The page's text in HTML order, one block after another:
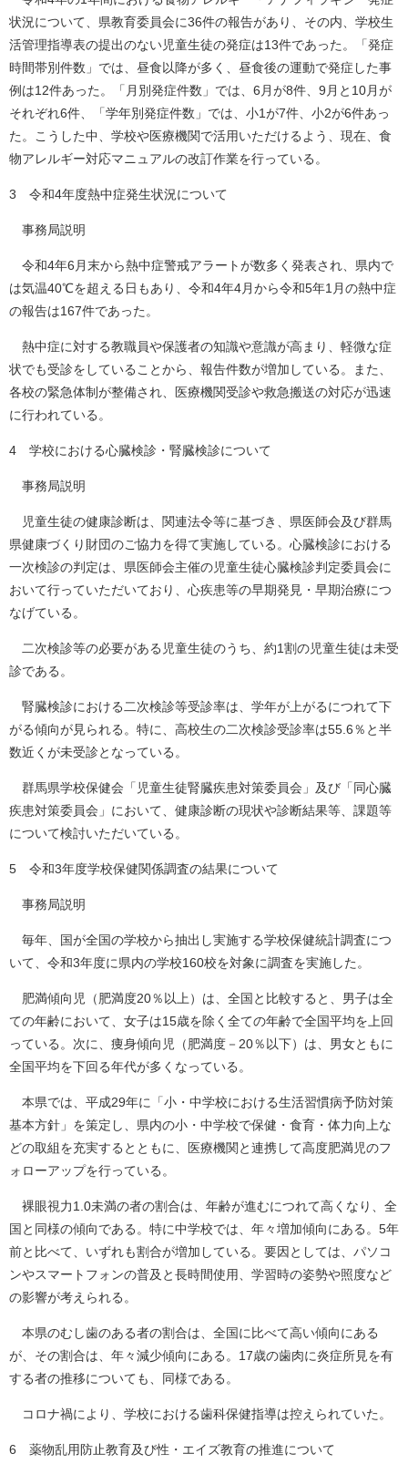
状況について、県教育委員会に36件の報告があり、その内、学校生
活管理指導表の提出のない児童生徒の発症は13件であった。「発症
時間帯別件数」では、昼食以降が多く、昼食後の運動で発症した事
例は12件あった。「月別発症件数」では、6月が8件、9月と10月が
それぞれ6件、「学年別発症件数」では、小1が7件、小2が6件あっ
た。こうした中、学校や医療機関で活用いただけるよう、現在、食
物アレルギー対応マニュアルの改訂作業を行っている。
3 令和4年度熱中症発生状況について
事務局説明
令和4年6月末から熱中症警戒アラートが数多く発表され、県内で
は気温40℃を超える日もあり、令和4年4月から令和5年1月の熱中症
の報告は167件であった。
熱中症に対する教職員や保護者の知識や意識が高まり、軽微な症
状でも受診をしていることから、報告件数が増加している。また、
各校の緊急体制が整備され、医療機関受診や救急搬送の対応が迅速
に行われている。
4 学校における心臓検診・腎臓検診について
事務局説明
児童生徒の健康診断は、関連法令等に基づき、県医師会及び群馬
県健康づくり財団のご協力を得て実施している。心臓検診における
一次検診の判定は、県医師会主催の児童生徒心臓検診判定委員会に
おいて行っていただいており、心疾患等の早期発見・早期治療につ
なげている。
二次検診等の必要がある児童生徒のうち、約1割の児童生徒は未受
診である。
腎臓検診における二次検診等受診率は、学年が上がるにつれて下
がる傾向が見られる。特に、高校生の二次検診受診率は55.6％と半
数近くが未受診となっている。
群馬県学校保健会「児童生徒腎臓疾患対策委員会」及び「同心臓
疾患対策委員会」において、健康診断の現状や診断結果等、課題等
について検討いただいている。
5 令和3年度学校保健関係調査の結果について
事務局説明
毎年、国が全国の学校から抽出し実施する学校保健統計調査につ
いて、令和3年度に県内の学校160校を対象に調査を実施した。
肥満傾向児（肥満度20％以上）は、全国と比較すると、男子は全
ての年齢において、女子は15歳を除く全ての年齢で全国平均を上回
っている。次に、痩身傾向児（肥満度－20％以下）は、男女ともに
全国平均を下回る年代が多くなっている。
本県では、平成29年に「小・中学校における生活習慣病予防対策
基本方針」を策定し、県内の小・中学校で保健・食育・体力向上な
どの取組を充実するとともに、医療機関と連携して高度肥満児のフ
ォローアップを行っている。
裸眼視力1.0未満の者の割合は、年齢が進むにつれて高くなり、全
国と同様の傾向である。特に中学校では、年々増加傾向にある。5年
前と比べて、いずれも割合が増加している。要因としては、パソコ
ンやスマートフォンの普及と長時間使用、学習時の姿勢や照度など
の影響が考えられる。
本県のむし歯のある者の割合は、全国に比べて高い傾向にある
が、その割合は、年々減少傾向にある。17歳の歯肉に炎症所見を有
する者の推移についても、同様である。
コロナ禍により、学校における歯科保健指導は控えられていた。
6 薬物乱用防止教育及び性・エイズ教育の推進について